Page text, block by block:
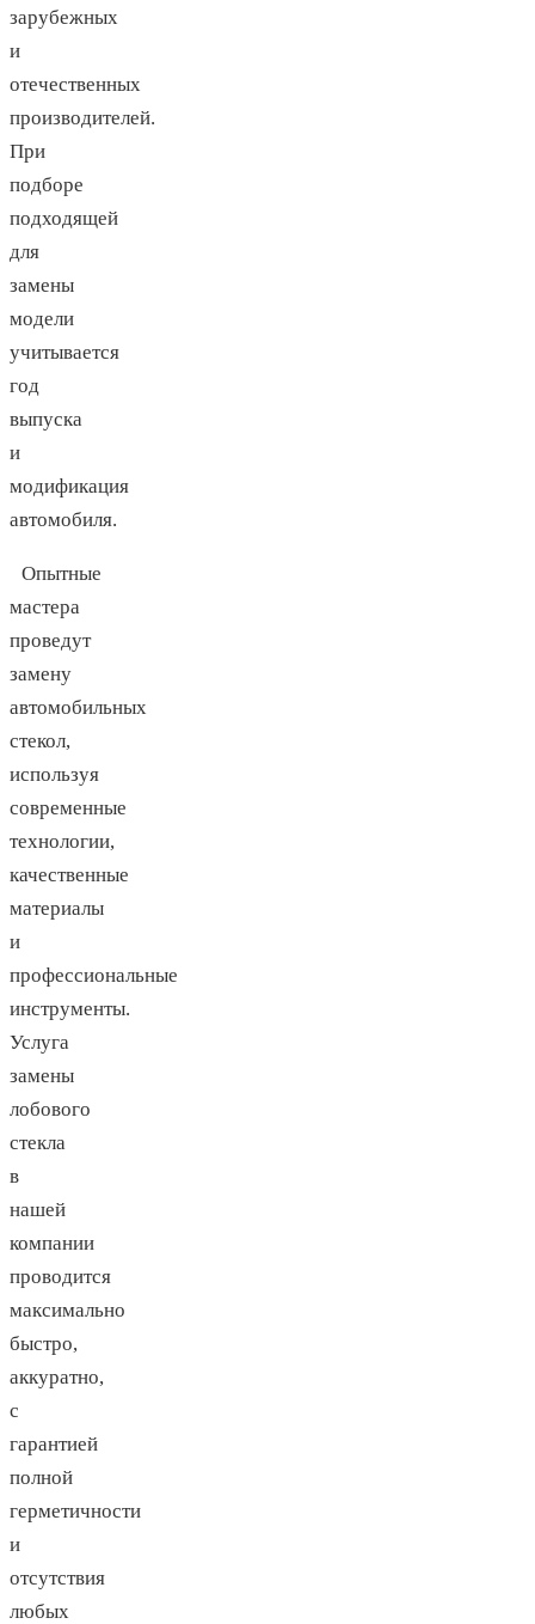
зарубежных
и
отечественных
производителей.
При
подборе
подходящей
для
замены
модели
учитывается
год
выпуска
и
модификация
автомобиля.
Опытные
мастера
проведут
замену
автомобильных
стекол,
используя
современные
технологии,
качественные
материалы
и
профессиональные
инструменты.
Услуга
замены
лобового
стекла
в
нашей
компании
проводится
максимально
быстро,
аккуратно,
с
гарантией
полной
герметичности
и
отсутствия
любых